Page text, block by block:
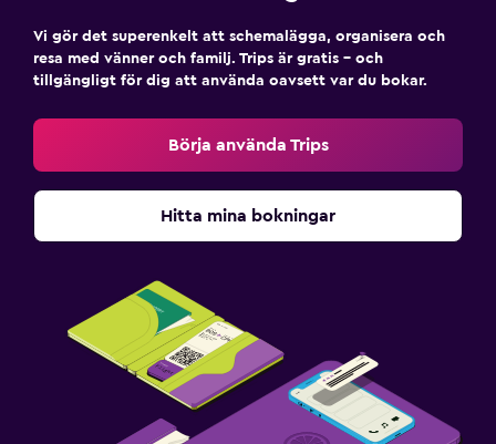
Presentbutik
Spelrum
Pool och spa
Bubbelpool
Inomhuspool
Fax/kopieringsmöjligheter
Vi gör det superenkelt att schemalägga, organisera och
resa med vänner och familj. Trips är gratis – och
tillgängligt för dig att använda oavsett var du bokar.
Börja använda Trips
Hitta mina bokningar